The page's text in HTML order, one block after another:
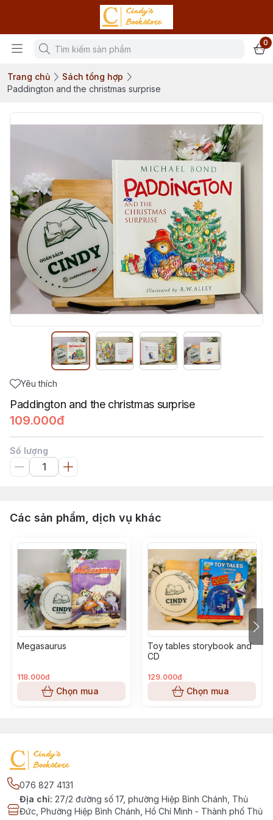
0
Trang chủ
Sách tổng hợp
Paddington and the christmas surprise
Yêu thích
Paddington and the christmas surprise
109.000đ
Số lượng
Các sản phẩm, dịch vụ khác
Megasaurus
118.000đ
Chọn mua
Toy tables storybook and
CD
129.000đ
Chọn mua
076 827 4131
Địa chỉ: 27/2 đường số 17, phường Hiệp Bình Chánh, Thủ
Đức, Phường Hiệp Bình Chánh, Hồ Chí Minh - Thành phố Thủ